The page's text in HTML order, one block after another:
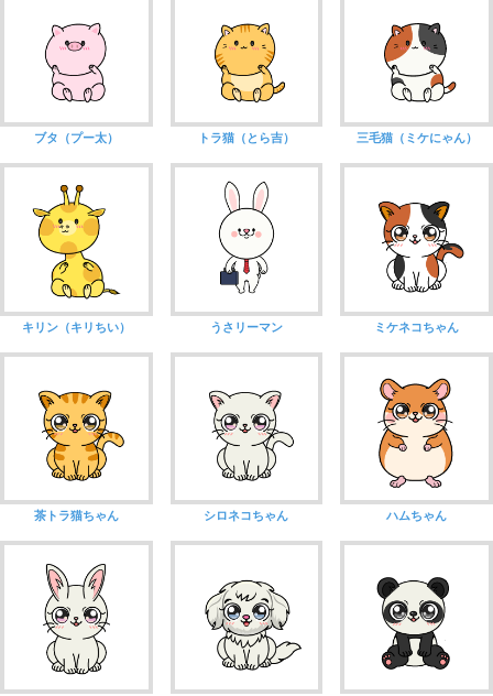
ブタ（プー太） トラ猫（とら吉） 三毛猫（ミケにゃん）
キリン（キリちい） うさリーマン ミケネコちゃん
茶トラ猫ちゃん シロネコちゃん ハムちゃん